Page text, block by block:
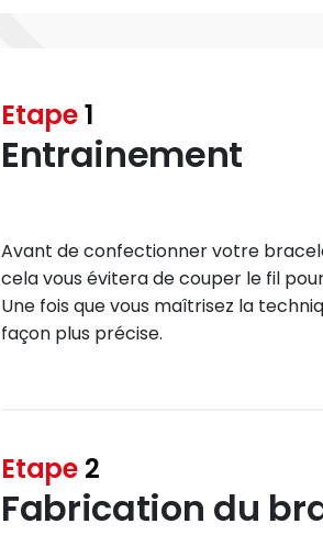
Etape1
Entrainement
Avant de confectionner votre
cela vous évitera de couper le fil
Une fois que vous maîtrisez la
façon plus précise.
Etape 2
Fabrication du